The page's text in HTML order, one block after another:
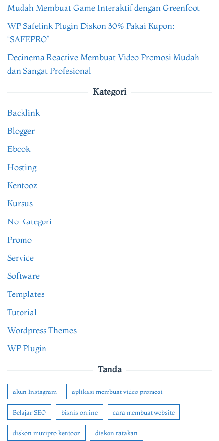
Mudah Membuat Game Interaktif dengan Greenfoot
WP Safelink Plugin Diskon 30% Pakai Kupon:
“SAFEPRO”
Decinema Reactive Membuat Video Promosi Mudah
dan Sangat Profesional
Kategori
Backlink
Blogger
Ebook
Hosting
Kentooz
Kursus
No Kategori
Promo
Service
Software
Templates
Tutorial
Wordpress Themes
WP Plugin
Tanda
akun Instagram aplikasi membuat video promosi
Belajar SEO bisnis online cara membuat website
diskon muvipro kentooz diskon ratakan